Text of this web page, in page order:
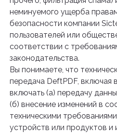
неминуемого ущерба
безопасности компании
пользователей или
соответствии с
законодательства.
Вы понимаете, что
передача DeftPDF, включая
включать (а) передачу
(б) внесение изменений в
техническими
устройств или продуктов и